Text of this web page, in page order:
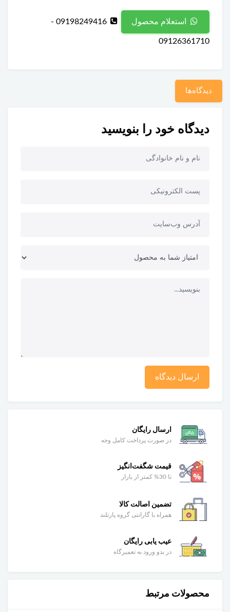
استعلام محصول 09198249416 -
09126361710
دیدگاه‌ها
دیدگاه خود را بنویسید
ارسال دیدگاه
ارسال رایگان
در صورت پرداخت کامل وجه
قیمت شگفت‌انگیز
تا 30% کمتر از بازار
تضمین اصالت کالا
همراه با گارانتی گروه پارتلند
عیب یابی رایگان
در بدو ورود به تعمیرگاه
محصولات مرتبط